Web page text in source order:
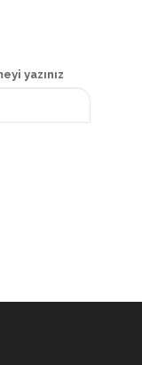
yazınız